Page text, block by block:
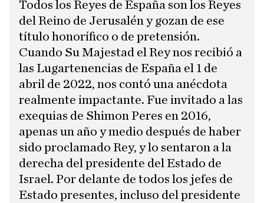
Todos los Reyes de España son los Reyes
del Reino de Jerusalén y gozan de ese
título honorífico o de pretensión.
Cuando Su Majestad el Rey nos recibió a
las Lugartenencias de España el 1 de
abril de 2022, nos contó una anécdota
realmente impactante. Fue invitado a las
exequias de Shimon Peres en 2016,
apenas un año y medio después de haber
sido proclamado Rey, y lo sentaron a la
derecha del presidente del Estado de
Israel. Por delante de todos los jefes de
Estado presentes, incluso del presidente